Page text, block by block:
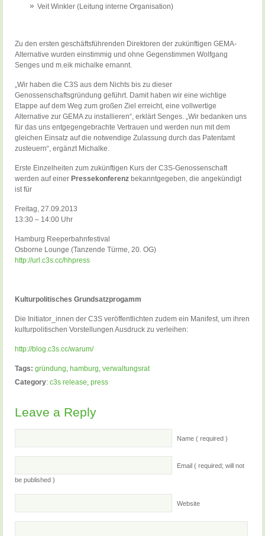
Veit Winkler (Leitung interne Organisation)
Zu den ersten geschäftsführenden Direktoren der zukünftigen GEMA-
Alternative wurden einstimmig und ohne Gegenstimmen Wolfgang
Senges und m.eik michalke ernannt.
„Wir haben die C3S aus dem Nichts bis zu dieser
Genossenschaftsgründung geführt. Damit haben wir eine wichtige
Etappe auf dem Weg zum großen Ziel erreicht, eine vollwertige
Alternative zur GEMA zu installieren“, erklärt Senges. „Wir bedanken uns
für das uns entgegengebrachte Vertrauen und werden nun mit dem
gleichen Einsatz auf die notwendige Zulassung durch das Patentamt
zusteuern“, ergänzt Michalke.
Erste Einzelheiten zum zukünftigen Kurs der C3S-Genossenschaft
werden auf einer Pressekonferenz bekanntgegeben, die angekündigt
ist für
Freitag, 27.09.2013
13:30 – 14:00 Uhr
Hamburg Reeperbahnfestival
Osborne Lounge (Tanzende Türme, 20. OG)
http://url.c3s.cc/hhpress
Kulturpolitisches Grundsatzprogamm
Die Initiator_innen der C3S veröffentlichten zudem ein Manifest, um ihren
kulturpolitischen Vorstellungen Ausdruck zu verleihen:
http://blog.c3s.cc/warum/
Tags:gründung, hamburg,verwaltungsrat
Category:c3s release,press
Leave a Reply
Name ( required )
Email ( required; will not
be published )
Website